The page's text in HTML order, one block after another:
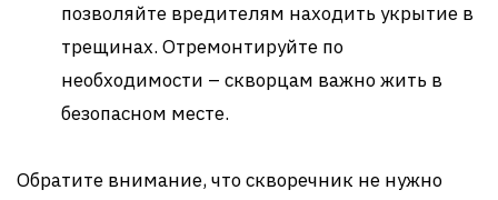
позволяйте вредителям находить укрытие в
трещинах. Отремонтируйте по
необходимости – скворцам важно жить в
безопасном месте.
Обратите внимание, что скворечник не нужно